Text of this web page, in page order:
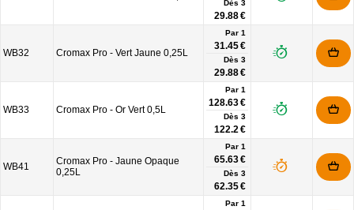
Dès 3
29.88 €
WB32 Cromax Pro - Vert Jaune 0,25L
Par 1
31.45 €
Dès 3
29.88 €
WB33 Cromax Pro - Or Vert 0,5L
Par 1
128.63 €
Dès 3
122.2 €
WB41
Cromax Pro - Jaune Opaque
0,25L
Par 1
65.63 €
Dès 3
62.35 €
Par 1